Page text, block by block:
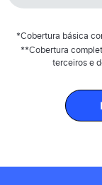
*Cobertura básica
**Cobertura
terceiros e